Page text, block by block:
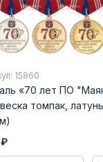
15860
«70 лет ПО
томпак,
₽